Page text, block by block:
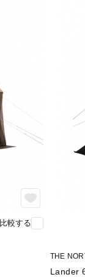
比較する
THE
Lander